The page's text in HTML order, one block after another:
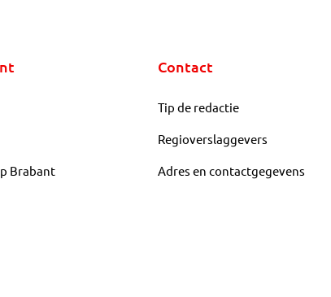
Brabant
Contact
Tip de redactie
Regioverslaggevers
Adres en contactgegevens